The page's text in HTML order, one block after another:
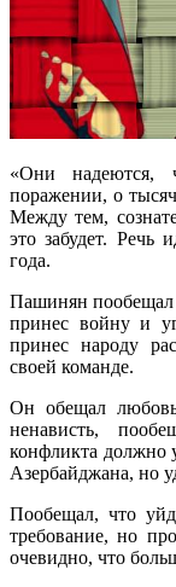
«Они надеются,
поражении, о
Между тем,
это забудет. Речь
года.
Пашинян пообещал
принес войну и
принес народу
своей команде.
Он обещал
ненависть,
конфликта должно
Азербайджана, но
Пообещал, что
требование, но
очевидно, что